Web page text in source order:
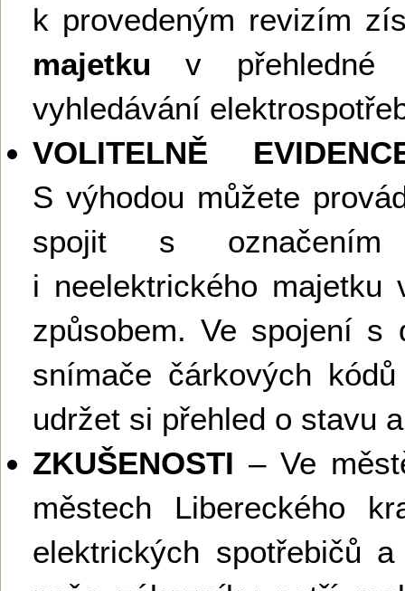
k provedeným revizím
majetku v přehledné
vyhledávání
VOLITELNĚ
S výhodou můžete
spojit s označením
i neelektrického majetku
způsobem. Ve spojení s
snímače čárkových
udržet si přehled o stavu
ZKUŠENOSTI – Ve
městech Libereckého
elektrických spotřebičů